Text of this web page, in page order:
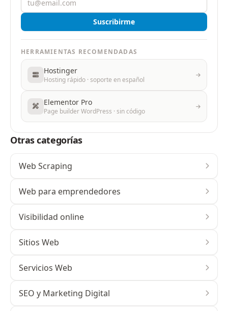
Suscribirme
HERRAMIENTAS RECOMENDADAS
Hostinger
Hosting rápido · soporte en español
Elementor Pro
Page builder WordPress · sin código
Otras categorías
Web Scraping
Web para emprendedores
Visibilidad online
Sitios Web
Servicios Web
SEO y Marketing Digital